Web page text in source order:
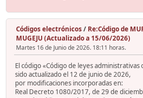
Códigos electrónicos / Re:Código de
MUGEJU (Actualizado a 15/06/2026)
Martes 16 de Junio de 2026. 18:11 horas.
El código «Código de leyes administrativas
sido actualizado el 12 de junio de 2026,
por modificaciones incorporadas en:
Real Decreto 1080/2017, de 29 de